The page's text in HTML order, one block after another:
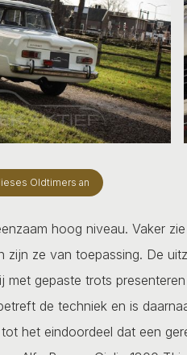
Oldtimers an
hoog niveau. Vaker
zijn ze van toepassing. De
met gepaste trots
de techniek en is
het eindoordeel dat een